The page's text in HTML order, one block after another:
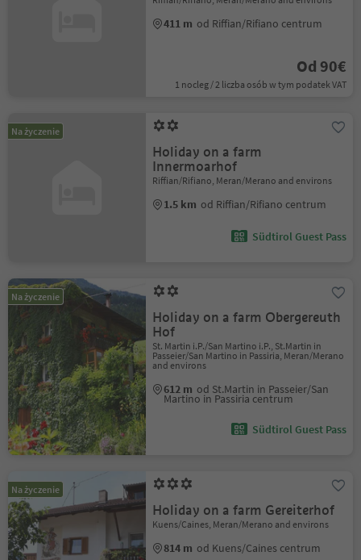
411 m od Riffian/Rifiano centrum
Od 90€
1 nocleg / 2 liczba osób w tym podatek VAT
Na życzenie
Holiday on a farm
Innermoarhof
Riffian/Rifiano, Meran/Merano and environs
1.5 km od Riffian/Rifiano centrum
Südtirol Guest Pass
Na życzenie
Holiday on a farm Obergereuth
Hof
St. Martin i.P./San Martino i.P., St.Martin in
Passeier/San Martino in Passiria, Meran/Merano
and environs
612 m od St.Martin in Passeier/San
Martino in Passiria centrum
Südtirol Guest Pass
Na życzenie
Holiday on a farm Gereiterhof
Kuens/Caines, Meran/Merano and environs
814 m od Kuens/Caines centrum